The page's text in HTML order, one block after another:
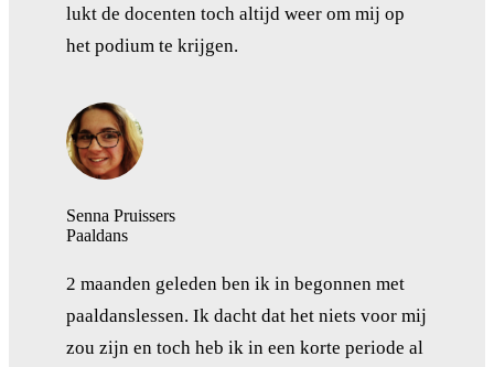
lukt de docenten toch altijd weer om mij op
het podium te krijgen.
Senna Pruissers
Paaldans
2 maanden geleden ben ik in begonnen met
paaldanslessen. Ik dacht dat het niets voor mij
zou zijn en toch heb ik in een korte periode al